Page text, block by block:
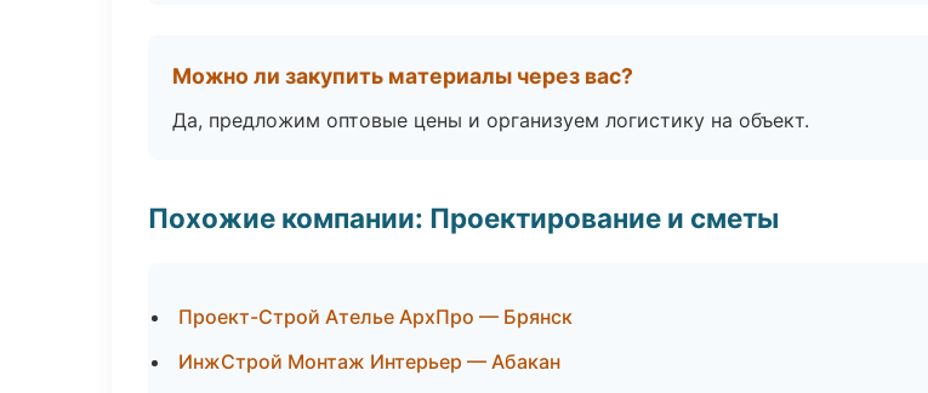
Можно ли закупить материалы через вас?
Да, предложим оптовые цены и организуем логистику на объект.
Похожие компании: Проектирование и сметы
Проект-Строй Ателье АрхПро — Брянск
ИнжСтрой Монтаж Интерьер — Абакан